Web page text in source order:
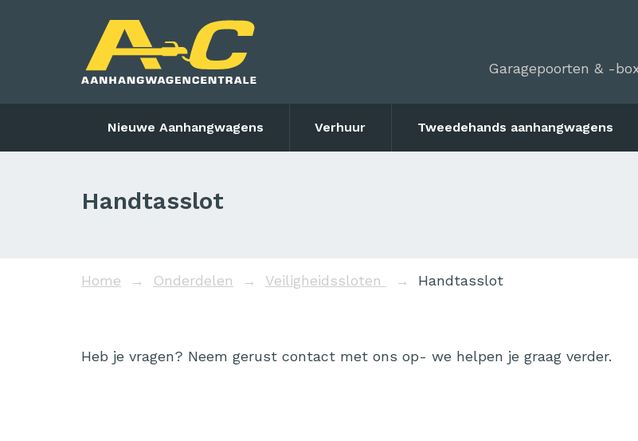
Nieuwe Aanhangwagens Verhuur Tweedehands aanhangwagens
Garagepoorten & -
Handtasslot
Home Onderdelen Veiligheidssloten Handtasslot
Heb je vragen? Neem gerust contact met ons op- we helpen je graag verder.